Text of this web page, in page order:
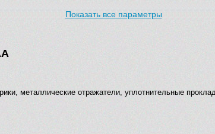
Показать все параметры
металлические отражатели, уплотнительные